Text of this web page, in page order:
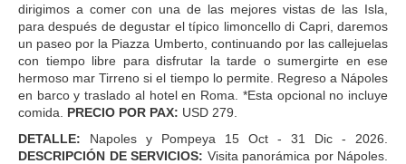
dirigimos a comer con una de las mejores vistas de las Isla,
para después de degustar el típico limoncello di Capri, daremos
un paseo por la Piazza Umberto, continuando por las callejuelas
con tiempo libre para disfrutar la tarde o sumergirte en ese
hermoso mar Tirreno si el tiempo lo permite. Regreso a Nápoles
en barco y traslado al hotel en Roma. *Esta opcional no incluye
comida. PRECIO POR PAX: USD 279.
DETALLE: Napoles y Pompeya 15 Oct - 31 Dic - 2026.
DESCRIPCIÓN DE SERVICIOS: Visita panorámica por Nápoles.